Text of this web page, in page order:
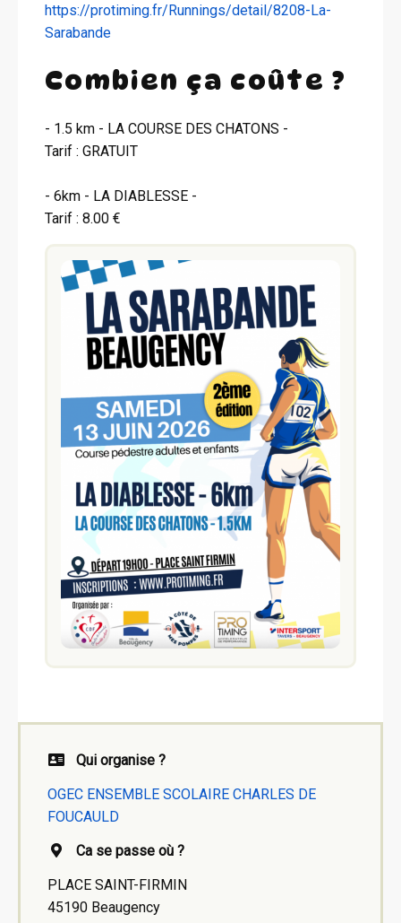
https://protiming.fr/Runnings/detail/8208-La-
Sarabande
Combien ça coûte ?
- 1.5 km - LA COURSE DES CHATONS -
Tarif : GRATUIT
- 6km - LA DIABLESSE -
Tarif : 8.00 €
Qui organise ?
OGEC ENSEMBLE SCOLAIRE CHARLES DE
FOUCAULD
Ca se passe où ?
PLACE SAINT-FIRMIN
45190 Beaugency